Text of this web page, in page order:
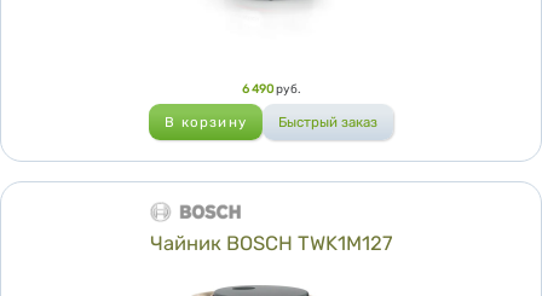
6 490 руб.
Чайник BOSCH TWK1M127